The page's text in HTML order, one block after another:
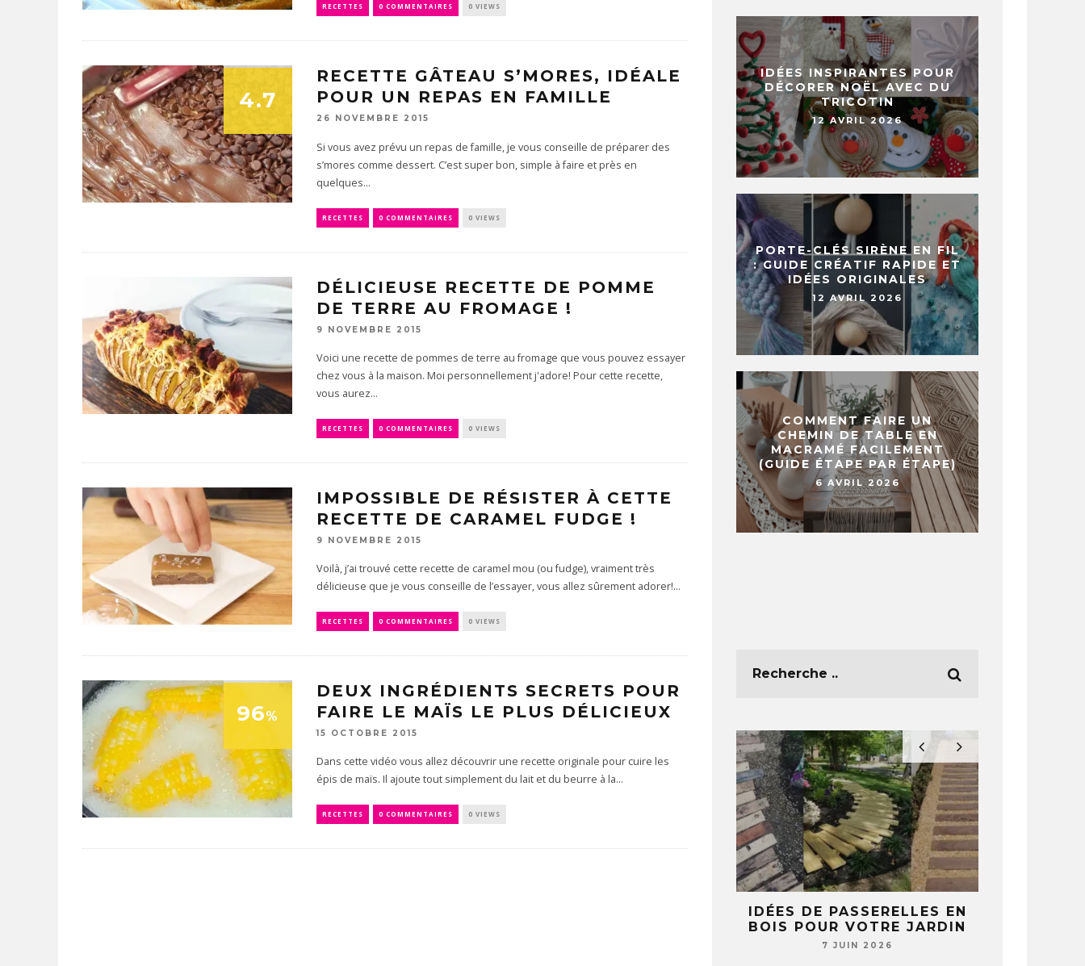
RECETTES 0 COMMENTAIRES 0 VIEWS
4.7
RECETTE GÂTEAU S’MORES, IDÉALE
POUR UN REPAS EN FAMILLE
26 NOVEMBRE 2015
Si vous avez prévu un repas de famille, je vous conseille de préparer des
s’mores comme dessert. C’est super bon, simple à faire et près en
quelques...
RECETTES 0 COMMENTAIRES 0 VIEWS
DÉLICIEUSE RECETTE DE POMME
DE TERRE AU FROMAGE !
9 NOVEMBRE 2015
Voici une recette de pommes de terre au fromage que vous pouvez essayer
chez vous à la maison. Moi personnellement j'adore! Pour cette recette,
vous aurez...
RECETTES 0 COMMENTAIRES 0 VIEWS
IMPOSSIBLE DE RÉSISTER À CETTE
RECETTE DE CARAMEL FUDGE !
9 NOVEMBRE 2015
Voilà, j’ai trouvé cette recette de caramel mou (ou fudge), vraiment très
délicieuse que je vous conseille de l’essayer, vous allez sûrement adorer!...
RECETTES 0 COMMENTAIRES 0 VIEWS
96%
DEUX INGRÉDIENTS SECRETS POUR
FAIRE LE MAÏS LE PLUS DÉLICIEUX
15 OCTOBRE 2015
Dans cette vidéo vous allez découvrir une recette originale pour cuire les
épis de maïs. Il ajoute tout simplement du lait et du beurre à la...
RECETTES 0 COMMENTAIRES 0 VIEWS
IDÉES INSPIRANTES POUR
DÉCORER NOËL AVEC DU
TRICOTIN
12 AVRIL 2026
PORTE-CLÉS SIRÈNE EN FIL
: GUIDE CRÉATIF RAPIDE ET
IDÉES ORIGINALES
12 AVRIL 2026
COMMENT FAIRE UN
CHEMIN DE TABLE EN
MACRAMÉ FACILEMENT
(GUIDE ÉTAPE PAR ÉTAPE)
6 AVRIL 2026
IDÉES DE PASSERELLES EN
BOIS POUR VOTRE JARDIN
7 JUIN 2026